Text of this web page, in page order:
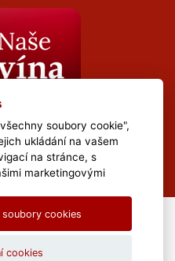
© 2020, Webdesign by
soubory cookie",
ukládání na vašem
na stránce, s
marketingovými
cookies
cookies